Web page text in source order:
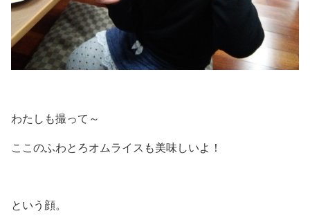
わたしも撮って～
ここのふわとろオムライスも美味しいよ！
という顔。